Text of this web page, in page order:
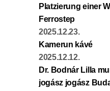
Platzierung einer
Ferrostep
2025.12.23.
Kamerun kávé
2025.12.12.
Dr. Bodnár Lilla
jogász jogász